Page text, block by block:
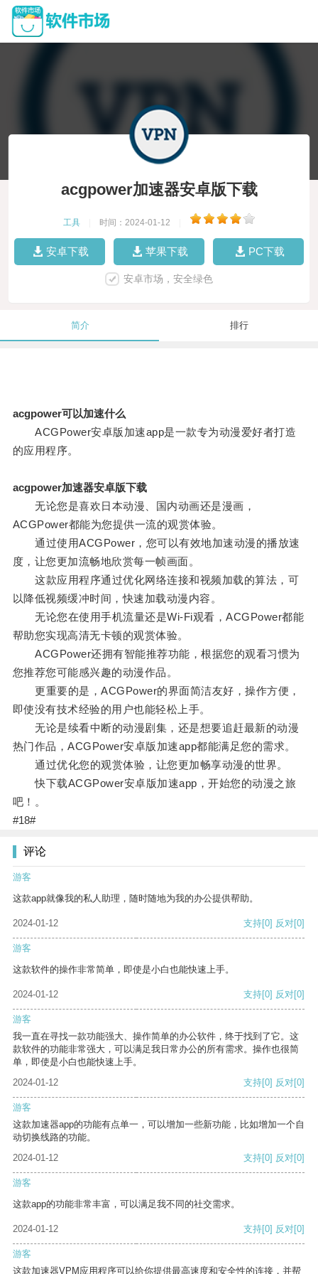
acgpower加速器安卓版下载
工具 时间：2024-01-12
安卓下载 苹果下载 PC下载
安卓市场，安全绿色
简介 排行
acgpower可以加速什么
ACGPower安卓版加速app是一款专为动漫爱好者打造
的应用程序。
acgpower加速器安卓版下载
无论您是喜欢日本动漫、国内动画还是漫画，
ACGPower都能为您提供一流的观赏体验。
通过使用ACGPower，您可以有效地加速动漫的播放速
度，让您更加流畅地欣赏每一帧画面。
这款应用程序通过优化网络连接和视频加载的算法，可
以降低视频缓冲时间，快速加载动漫内容。
无论您在使用手机流量还是Wi-Fi观看，ACGPower都能
帮助您实现高清无卡顿的观赏体验。
ACGPower还拥有智能推荐功能，根据您的观看习惯为
您推荐您可能感兴趣的动漫作品。
更重要的是，ACGPower的界面简洁友好，操作方便，
即使没有技术经验的用户也能轻松上手。
无论是续看中断的动漫剧集，还是想要追赶最新的动漫
热门作品，ACGPower安卓版加速app都能满足您的需求。
通过优化您的观赏体验，让您更加畅享动漫的世界。
快下载ACGPower安卓版加速app，开始您的动漫之旅
吧！。
#18#
评论
游客
这款app就像我的私人助理，随时随地为我的办公提供帮助。
2024-01-12 支持[0] 反对[0]
游客
这款软件的操作非常简单，即使是小白也能快速上手。
2024-01-12 支持[0] 反对[0]
游客
我一直在寻找一款功能强大、操作简单的办公软件，终于找到了它。这
款软件的功能非常强大，可以满足我日常办公的所有需求。操作也很简
单，即使是小白也能快速上手。
2024-01-12
支持[0] 反对[0]
游客
这款加速器app的功能有点单一，可以增加一些新功能，比如增加一个自
动切换线路的功能。
2024-01-12
支持[0] 反对[0]
游客
这款app的功能非常丰富，可以满足我不同的社交需求。
2024-01-12 支持[0] 反对[0]
游客
这款加速器VPM应用程序可以给你提供最高速度和安全性的连接，并帮